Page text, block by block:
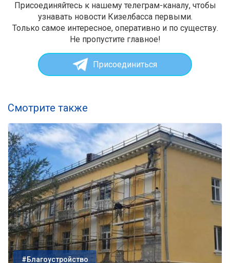
Присоединяйтесь к нашему телеграм-каналу, чтобы
узнавать новости Кизелбасса первыми.
Только самое интересное, оперативно и по существу.
Не пропустите главное!
Присоединиться
Смотрите также
#Благоустройство